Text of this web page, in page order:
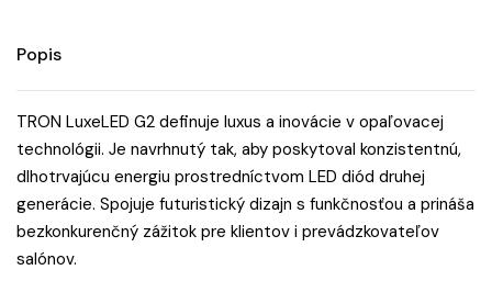
Popis
TRON LuxeLED G2 definuje luxus a inovácie v opaľovacej
technológii. Je navrhnutý tak, aby poskytoval konzistentnú,
dlhotrvajúcu energiu prostredníctvom LED diód druhej
generácie. Spojuje futuristický dizajn s funkčnosťou a prináša
bezkonkurenčný zážitok pre klientov i prevádzkovateľov
salónov.